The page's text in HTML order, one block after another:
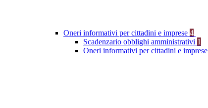
Oneri informativi per cittadini e imprese 4
Scadenzario obblighi amministrativi 1
Oneri informativi per cittadini e imprese